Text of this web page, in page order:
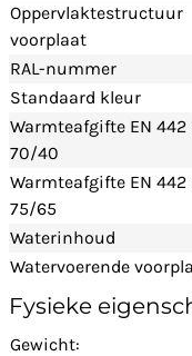
Oppervlaktestructuur
voorplaat
RAL-nummer
Standaard kleur
Warmteafgifte EN 442
70/40
Warmteafgifte EN 442
75/65
Waterinhoud
Watervoerende
Fysieke
Gewicht: